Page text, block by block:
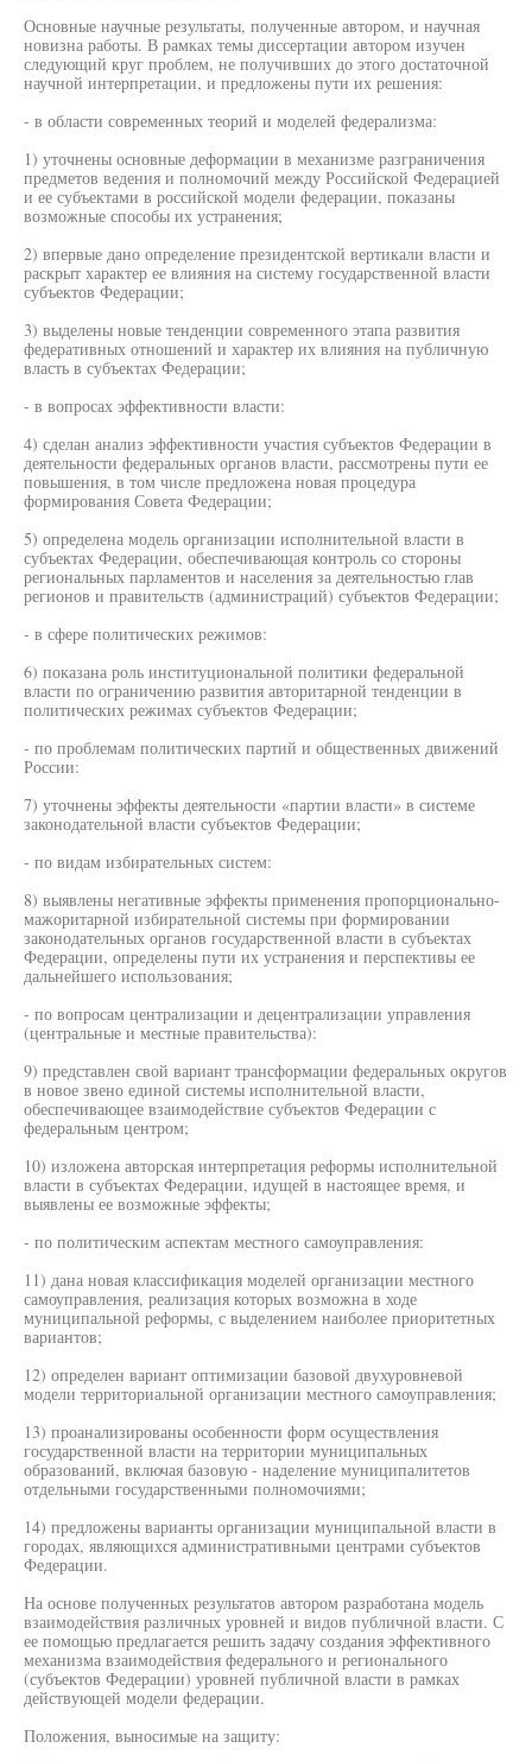
Основные научные результаты, полученные автором, и научная
новизна работы. В рамках темы диссертации автором изучен
следующий круг проблем, не получивших до этого достаточной
научной интерпретации, и предложены пути их решения:
- в области современных теорий и моделей федерализма:
1) уточнены основные деформации в механизме разграничения
предметов ведения и полномочий между Российской Федерацией
и ее субъектами в российской модели федерации, показаны
возможные способы их устранения;
2) впервые дано определение президентской вертикали власти и
раскрыт характер ее влияния на систему государственной власти
субъектов Федерации;
3) выделены новые тенденции современного этапа развития
федеративных отношений и характер их влияния на публичную
власть в субъектах Федерации;
- в вопросах эффективности власти:
4) сделан анализ эффективности участия субъектов Федерации в
деятельности федеральных органов власти, рассмотрены пути ее
повышения, в том числе предложена новая процедура
формирования Совета Федерации;
5) определена модель организации исполнительной власти в
субъектах Федерации, обеспечивающая контроль со стороны
региональных парламентов и населения за деятельностью глав
регионов и правительств (администраций) субъектов Федерации;
- в сфере политических режимов:
6) показана роль институциональной политики федеральной
власти по ограничению развития авторитарной тенденции в
политических режимах субъектов Федерации;
- по проблемам политических партий и общественных движений
России:
7) уточнены эффекты деятельности «партии власти» в системе
законодательной власти субъектов Федерации;
- по видам избирательных систем:
8) выявлены негативные эффекты применения пропорционально-
мажоритарной избирательной системы при формировании
законодательных органов государственной власти в субъектах
Федерации, определены пути их устранения и перспективы ее
дальнейшего использования;
- по вопросам централизации и децентрализации управления
(центральные и местные правительства):
9) представлен свой вариант трансформации федеральных округов
в новое звено единой системы исполнительной власти,
обеспечивающее взаимодействие субъектов Федерации с
федеральным центром;
10) изложена авторская интерпретация реформы исполнительной
власти в субъектах Федерации, идущей в настоящее время, и
выявлены ее возможные эффекты;
- по политическим аспектам местного самоуправления:
11) дана новая классификация моделей организации местного
самоуправления, реализация которых возможна в ходе
муниципальной реформы, с выделением наиболее приоритетных
вариантов;
12) определен вариант оптимизации базовой двухуровневой
модели территориальной организации местного самоуправления;
13) проанализированы особенности форм осуществления
государственной власти на территории муниципальных
образований, включая базовую - наделение муниципалитетов
отдельными государственными полномочиями;
14) предложены варианты организации муниципальной власти в
городах, являющихся административными центрами субъектов
Федерации.
На основе полученных результатов автором разработана модель
взаимодействия различных уровней и видов публичной власти. С
ее помощью предлагается решить задачу создания эффективного
механизма взаимодействия федерального и регионального
(субъектов Федерации) уровней публичной власти в рамках
действующей модели федерации.
Положения, выносимые на защиту: